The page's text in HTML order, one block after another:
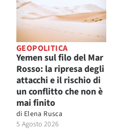
GEOPOLITICA
Yemen sul filo del Mar
Rosso: la ripresa degli
attacchi e il rischio di
un conflitto che non è
mai finito
di Elena Rusca
5 Agosto 2026